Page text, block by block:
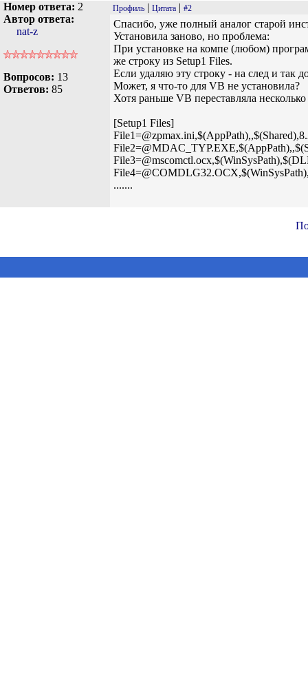
Номер ответа: 2
Автор ответа:
nat-z
Вопросов: 13
Ответов: 85
Профиль | Цитата | #2
Спасибо, уже полный аналог старой
Установила заново, но проблема:
При установке на компе (любом)
же строку из Setup1 Files.
Если удаляю эту строку - на след и так
Может, я что-то для VB не установила?
Хотя раньше VB переставляла
[Setup1 Files]
.......